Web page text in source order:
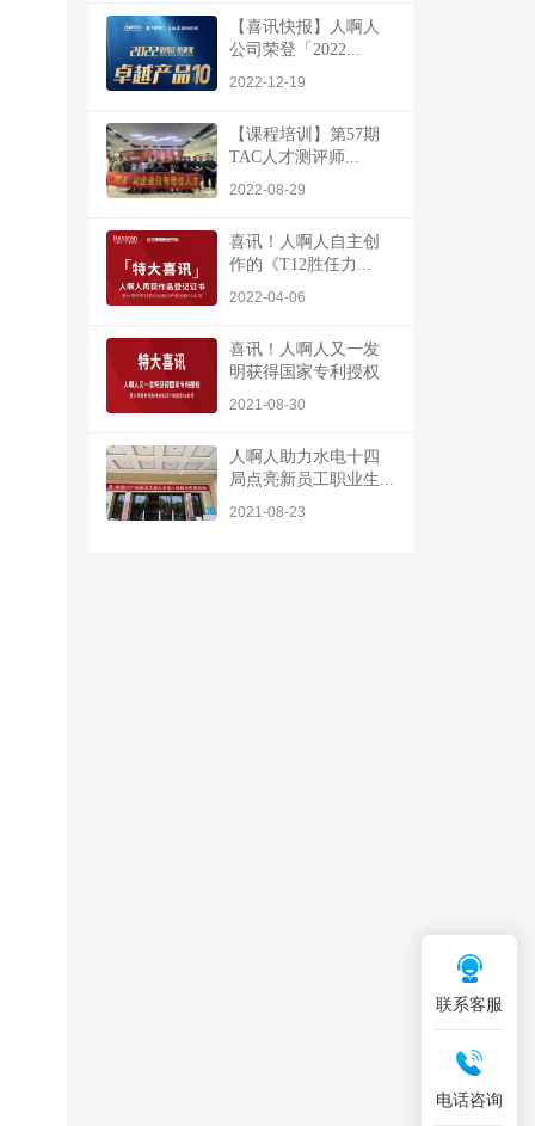
【喜讯快报】人啊人
公司荣登「2022...
2022-12-19
【课程培训】第57期
TAC人才测评师...
2022-08-29
喜讯！人啊人自主创
作的《T12胜任力...
2022-04-06
喜讯！人啊人又一发
明获得国家专利授权
2021-08-30
人啊人助力水电十四
局点亮新员工职业生...
2021-08-23
联系客服
电话咨询